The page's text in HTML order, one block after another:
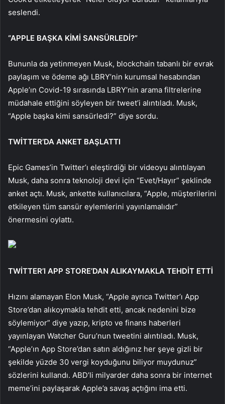
seslendi.
“APPLE BAŞKA KİMİ SANSÜRLEDİ?”
Bununla da yetinmeyen Musk, blockchain tabanlı bir evrak
paylaşım ve ödeme ağı LBRY’nin kurumsal hesabından
Apple’ın Covid-19 sırasında LBRY’nin arama filtrelerine
müdahale ettiğini söyleyen bir tweet’i alıntıladı. Musk,
“Apple başka kimi sansürledi?” diye sordu.
TWİTTER’DA ANKET BAŞLATTI
Epic Games’in Twitter’ı eleştirdiği bir videoyu alıntılayan
Musk, daha sonra teknoloji devi için “Evet/Hayır” şeklinde
anket açtı. Musk, ankette kullanıcılara, “Apple, müşterilerini
etkileyen tüm sansür eylemlerini yayınlamalıdır”
önermesini oylattı.
TWİTTER’I APP STORE’DAN ALIKAYMAKLA TEHDİT ETTİ
Hızını alamayan Elon Musk, “Apple ayrıca Twitter’ı App
Store’dan alıkoymakla tehdit etti, ancak nedenini bize
söylemiyor” diye yazıp, kripto ve finans haberleri
yayınlayan Watcher Guru’nun tweetini alıntıladı. Musk,
“Apple’ın App Store’dan satın aldığınız her şeye gizli bir
şekilde yüzde 30 vergi koyduğunu biliyor muydunuz”
sözlerini kullandı. ABD’li milyarder daha sonra bir internet
meme’ini paylaşarak Apple’a savaş açtığını ima etti.